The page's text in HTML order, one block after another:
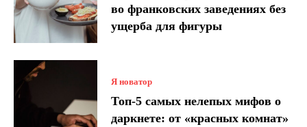
во франковских заведениях без
ущерба для фигуры
Я новатор
Топ-5 самых нелепых мифов о
даркнете: от «красных комнат»